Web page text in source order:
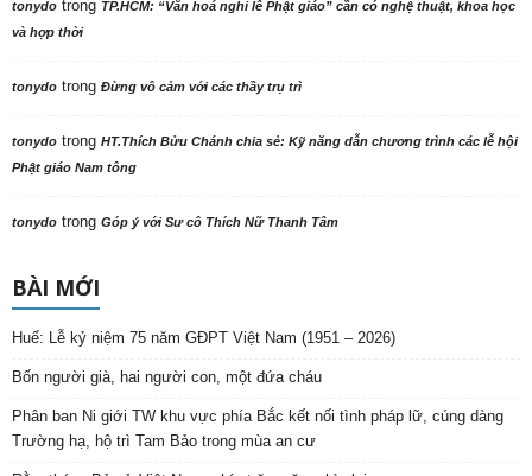
tonydo trong TP.HCM: “Văn hoá nghi lễ Phật giáo” cần có nghệ thuật, khoa học
và hợp thời
tonydo trong Đừng vô cảm với các thầy trụ trì
tonydo trong HT.Thích Bửu Chánh chia sẻ: Kỹ năng dẫn chương trình các lễ hội
Phật giáo Nam tông
tonydo trong Góp ý với Sư cô Thích Nữ Thanh Tâm
BÀI MỚI
Huế: Lễ kỷ niệm 75 năm GĐPT Việt Nam (1951 – 2026)
Bốn người già, hai người con, một đứa cháu
Phân ban Ni giới TW khu vực phía Bắc kết nối tình pháp lữ, cúng dàng
Trường hạ, hộ trì Tam Bảo trong mùa an cư